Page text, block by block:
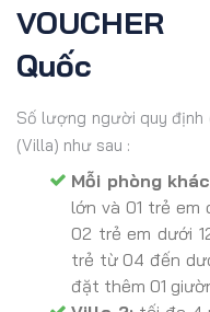
Quốc
Số lượng người quy
(Villa) như sau :
Mỗi phòng
lớn và 01 trẻ em
02 trẻ em dưới
trẻ từ 04 đến
đặt thêm 01